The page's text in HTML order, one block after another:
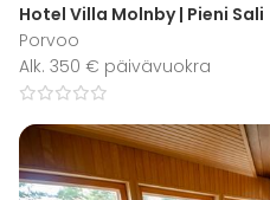
Hotel Villa Molnby | Pieni Sali
Porvoo
Alk. 350 € päivävuokra